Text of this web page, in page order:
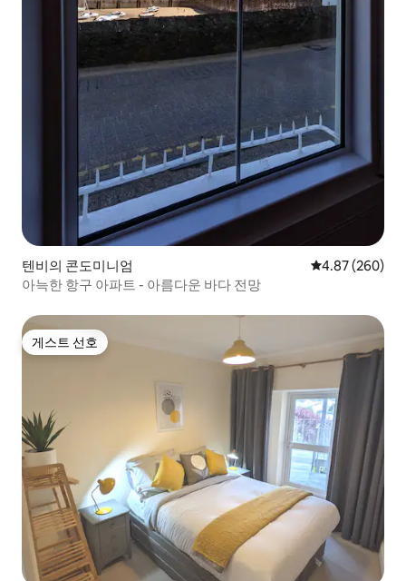
텐비의 콘도미니엄 평점 4.87점(5
4.87 (260)
아늑한 항구 아파트 - 아름다운 바다 전망
게스트 선호
게스트 선호